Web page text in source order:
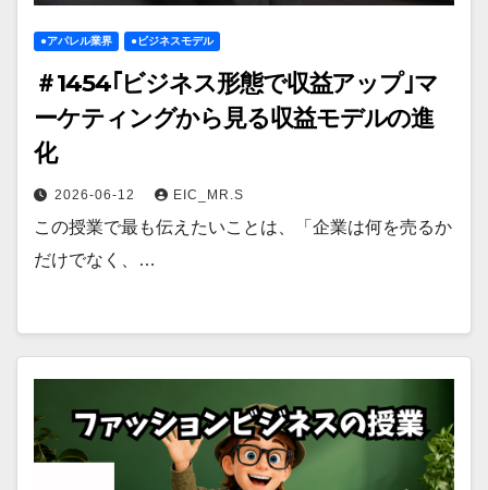
●アパレル業界 ●ビジネスモデル
＃1454｢ビジネス形態で収益アップ｣マ
ーケティングから見る収益モデルの進
化
2026-06-12 EIC_MR.S
この授業で最も伝えたいことは、「企業は何を売るか
だけでなく、…